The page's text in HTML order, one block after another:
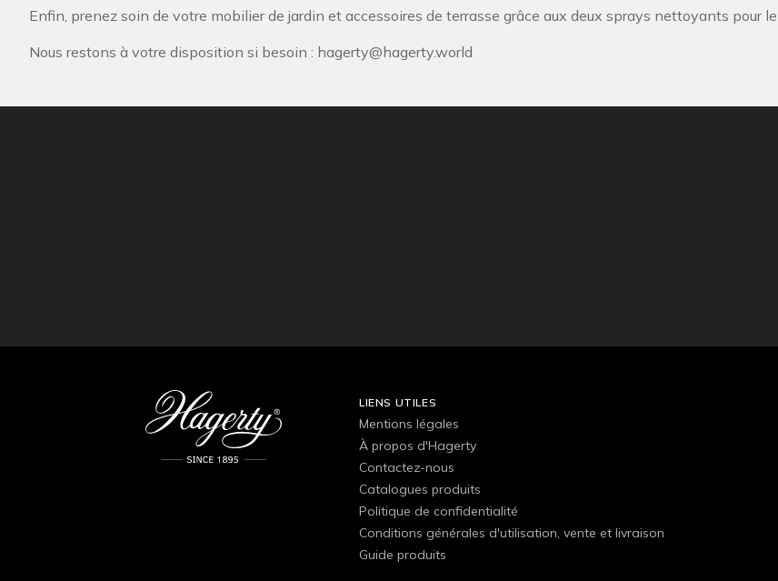
Enfin, prenez soin de votre mobilier de jardin et accessoires de terrasse grâce aux deux sprays nettoyants pour
Nous restons à votre disposition si besoin : hagerty@hagerty.world
LIENS UTILES
Mentions légales
À propos d'Hagerty
Contactez-nous
Catalogues produits
Politique de confidentialité
Conditions générales d'utilisation, vente et livraison
Guide produits